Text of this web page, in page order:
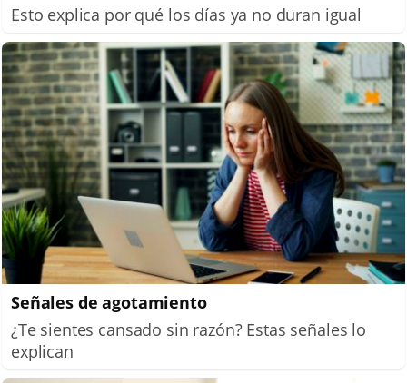
Esto explica por qué los días ya no duran igual
Señales de agotamiento
¿Te sientes cansado sin razón? Estas señales lo
explican